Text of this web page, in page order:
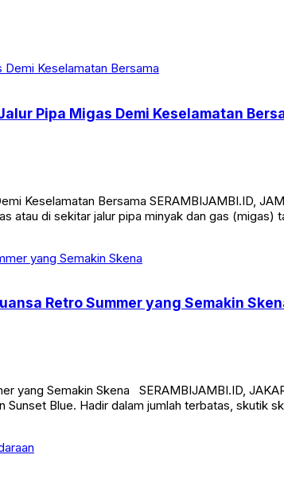
Pipa Migas Demi Keselamatan
Keselamatan Bersama SERAMBIJAMBI.ID,
atau di sekitar jalur pipa minyak dan gas
Retro Summer yang Semakin
yang Semakin Skena SERAMBIJAMBI.ID,
Blue. Hadir dalam jumlah terbatas, skutik